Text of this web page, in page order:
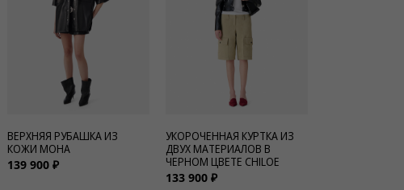
ВЕРХНЯЯ РУБАШКА ИЗ
КОЖИ MOHA
139 900 ₽
УКОРОЧЕННАЯ КУРТКА ИЗ
ДВУХ МАТЕРИАЛОВ В
ЧЕРНОМ ЦВЕТЕ CHILOE
133 900 ₽